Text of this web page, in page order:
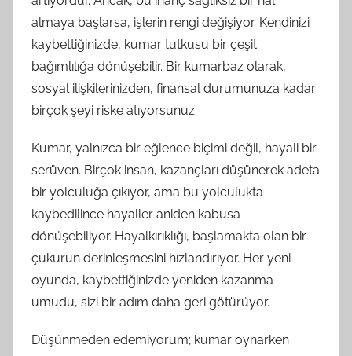
almaya başlarsa, işlerin rengi değişiyor. Kendinizi
kaybettiğinizde, kumar tutkusu bir çeşit
bağımlılığa dönüşebilir. Bir kumarbaz olarak,
sosyal ilişkilerinizden, finansal durumunuza kadar
birçok şeyi riske atıyorsunuz.
Kumar, yalnızca bir eğlence biçimi değil, hayali bir
serüven. Birçok insan, kazançları düşünerek adeta
bir yolculuğa çıkıyor, ama bu yolculukta
kaybedilince hayaller aniden kabusa
dönüşebiliyor. Hayalkırıklığı, başlamakta olan bir
çukurun derinleşmesini hızlandırıyor. Her yeni
oyunda, kaybettiğinizde yeniden kazanma
umudu, sizi bir adım daha geri götürüyor.
Düşünmeden edemiyorum; kumar oynarken